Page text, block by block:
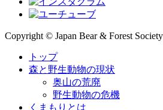
Copyright © Japan Bear & Forest
トップ
森と野生動物の現状
奥山の荒廃
野生動物の危機
くまもりとは